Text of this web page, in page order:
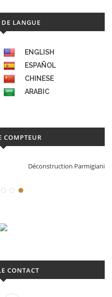
LANGUE
ENGLISH
ESPAÑOL
CHINESE
ARABIC
COMPTEUR
Fleurier
CONTACT